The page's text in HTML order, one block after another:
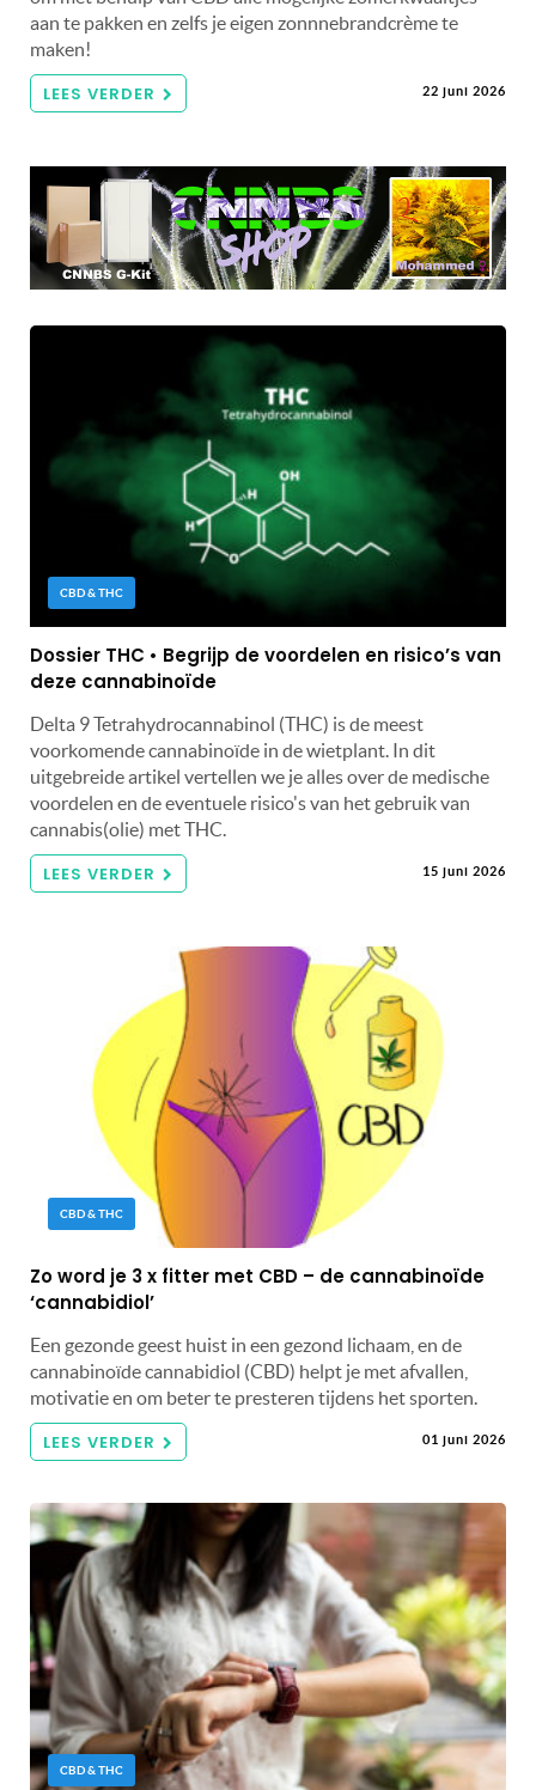
aan te pakken en zelfs je eigen zonnnebrandcrème te
maken!
LEES VERDER 22 juni 2026
CBD & THC
Dossier THC • Begrijp de voordelen en risico’s van
deze cannabinoïde
Delta 9 Tetrahydrocannabinol (THC) is de meest
voorkomende cannabinoïde in de wietplant. In dit
uitgebreide artikel vertellen we je alles over de medische
voordelen en de eventuele risico's van het gebruik van
cannabis(olie) met THC.
LEES VERDER 15 juni 2026
CBD & THC
Zo word je 3 x fitter met CBD – de cannabinoïde
‘cannabidiol’
Een gezonde geest huist in een gezond lichaam, en de
cannabinoïde cannabidiol (CBD) helpt je met afvallen,
motivatie en om beter te presteren tijdens het sporten.
LEES VERDER 01 juni 2026
CBD & THC